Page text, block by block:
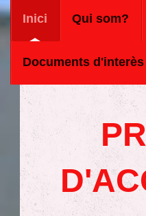
Inici Qui som?
Documents d'interès